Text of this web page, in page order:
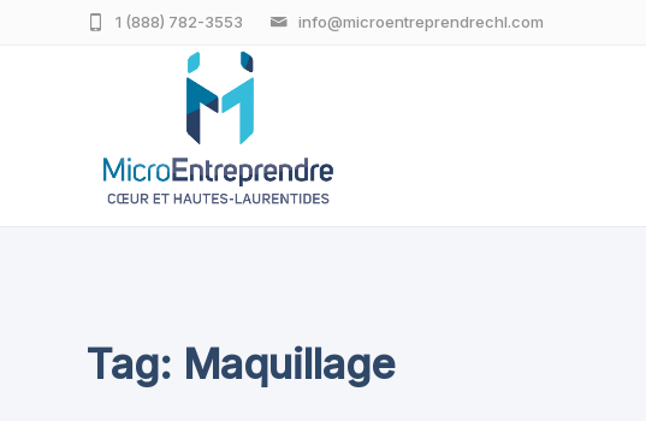
info@microentreprendrechl.com
1 (888) 782-3553
Tag: Maquillage